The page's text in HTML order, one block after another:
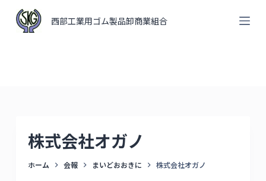
コ
ン
西部工業用ゴム製品卸商業組合
株式会社オガノ
ホーム 会報 まいどおおきに 株式会社オガノ